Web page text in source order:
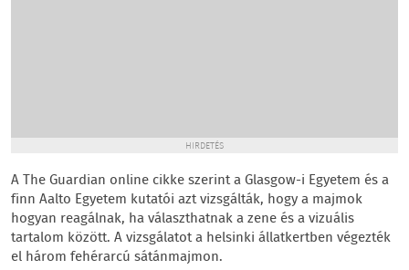
HIRDETÉS
A The Guardian online cikke szerint a Glasgow-i Egyetem és a
finn Aalto Egyetem kutatói azt vizsgálták, hogy a majmok
hogyan reagálnak, ha választhatnak a zene és a vizuális
tartalom között. A vizsgálatot a helsinki állatkertben végezték
el három fehérarcú sátánmajmon.